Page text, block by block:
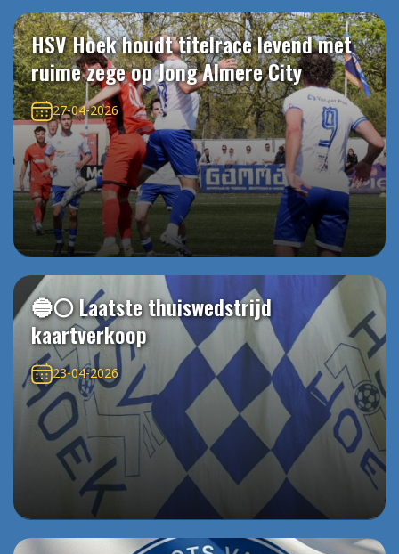
HSV Hoek houdt titelrace levend met
ruime zege op Jong Almere City
27-04-2026
🔵⚪️ Laatste thuiswedstrijd
kaartverkoop
23-04-2026